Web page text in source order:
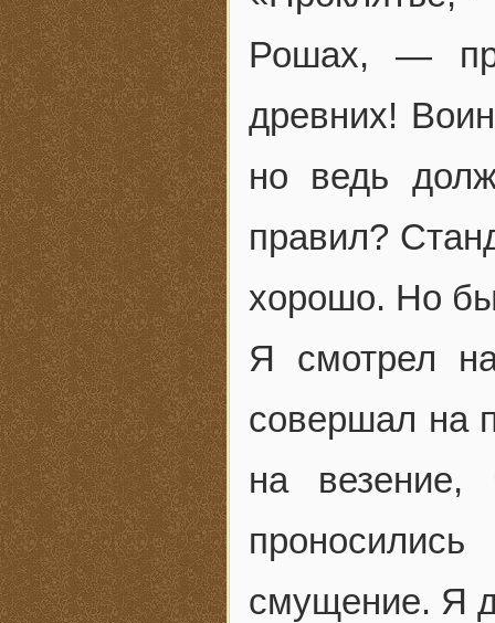
Рошах, —
древних!
но ведь
правил?
хорошо. Но
Я смотрел на
совершал на
на
смущение. Я